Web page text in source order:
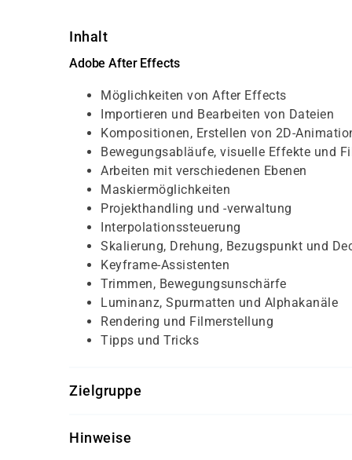
Inhalt
Adobe After Effects
Möglichkeiten von After Effects
Importieren und Bearbeiten von Dateien
Kompositionen, Erstellen von 2D-
Bewegungsabläufe, visuelle Effekte und
Arbeiten mit verschiedenen Ebenen
Maskiermöglichkeiten
Projekthandling und -verwaltung
Interpolationssteuerung
Skalierung, Drehung, Bezugspunkt und
Keyframe-Assistenten
Trimmen, Bewegungsunschärfe
Luminanz, Spurmatten und Alphakanäle
Rendering und Filmerstellung
Tipps und Tricks
Zielgruppe
und effektiv nutzen möchten.
Hinweise